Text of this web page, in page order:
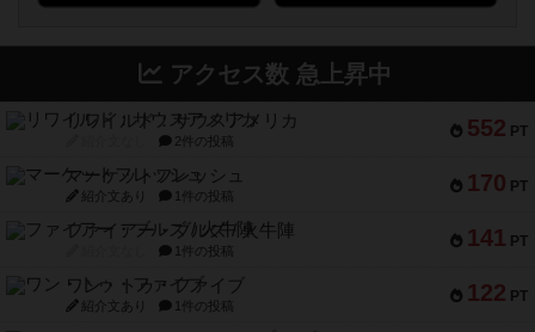
アクセス数 急上昇中
552 PT
リワイルド：サウスアメリカ
2件の投稿
170 PT
マーケットフレッシュ
紹介文あり 1件の投稿
141 PT
ファイアー・ブルズ / 火牛陣
1件の投稿
122 PT
ワン・トゥ・ファイブ
紹介文あり 1件の投稿